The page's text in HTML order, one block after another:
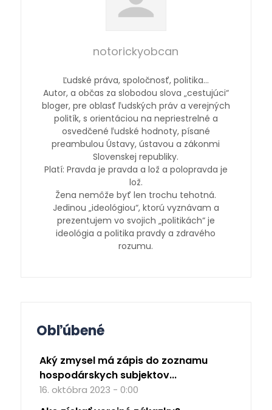
notorickyobcan
Ľudské práva, spoločnosť, politika…
Autor, a občas za slobodou slova „cestujúci“
bloger, pre oblasť ľudských práv a verejných
politík, s orientáciou na nepriestrelné a
osvedčené ľudské hodnoty, písané
preambulou Ústavy, ústavou a zákonmi
Slovenskej republiky.
Platí: Pravda je pravda a lož a polopravda je
lož.
Žena nemôže byť len trochu tehotná.
Jedinou „ideológiou“, ktorú vyznávam a
prezentujem vo svojich „politikách“ je
ideológia a politika pravdy a zdravého
rozumu.
Obľúbené
Aký zmysel má zápis do zoznamu
hospodárskych subjektov...
16. októbra 2023 - 0:00